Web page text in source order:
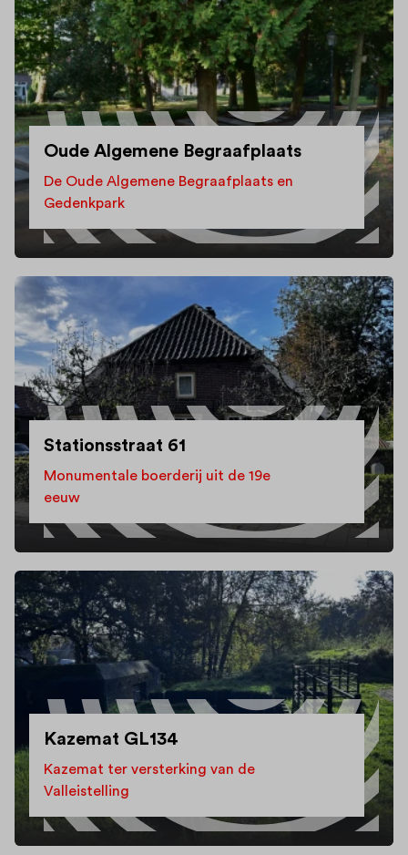
Oude Algemene Begraafplaats
De Oude Algemene Begraafplaats en
Gedenkpark
Stationsstraat 61
Monumentale boerderij uit de 19e
eeuw
Kazemat GL134
Kazemat ter versterking van de
Valleistelling